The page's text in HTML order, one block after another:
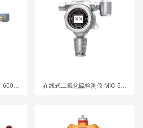
在线二氧化硫GTYQ-MIC-600-QCL 激光气体分析仪 在线式二氧化硫检测仪 MIC-500S-SO2